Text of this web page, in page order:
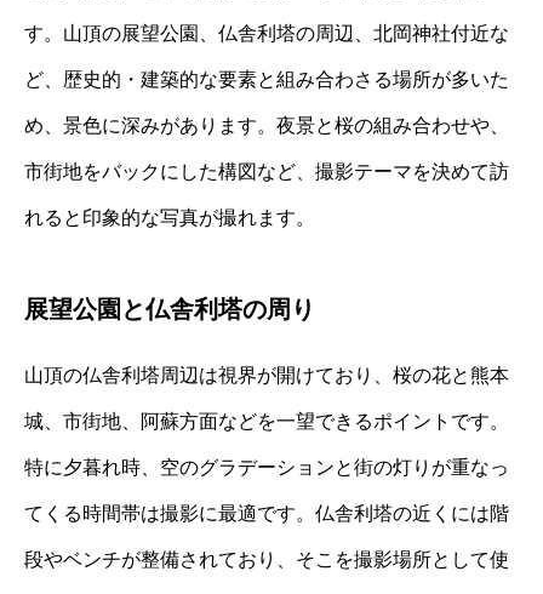
す。山頂の展望公園、仏舎利塔の周辺、北岡神社付近な
ど、歴史的・建築的な要素と組み合わさる場所が多いた
め、景色に深みがあります。夜景と桜の組み合わせや、
市街地をバックにした構図など、撮影テーマを決めて訪
れると印象的な写真が撮れます。
展望公園と仏舎利塔の周り
山頂の仏舎利塔周辺は視界が開けており、桜の花と熊本
城、市街地、阿蘇方面などを一望できるポイントです。
特に夕暮れ時、空のグラデーションと街の灯りが重なっ
てくる時間帯は撮影に最適です。仏舎利塔の近くには階
段やベンチが整備されており、そこを撮影場所として使